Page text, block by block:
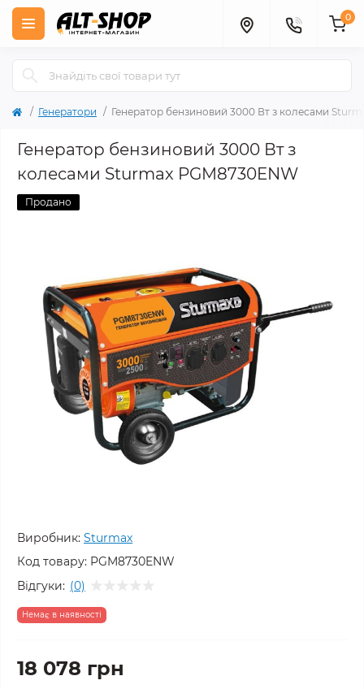
0
Генератори Генератор бензиновий 3000 Вт з колесами
Генератор бензиновий 3000 Вт з
колесами Sturmax PGM8730ENW
Продано
Виробник: Sturmax
Код товару: PGM8730ENW
Відгуки: (0)
Немає в наявності
18 078 грн